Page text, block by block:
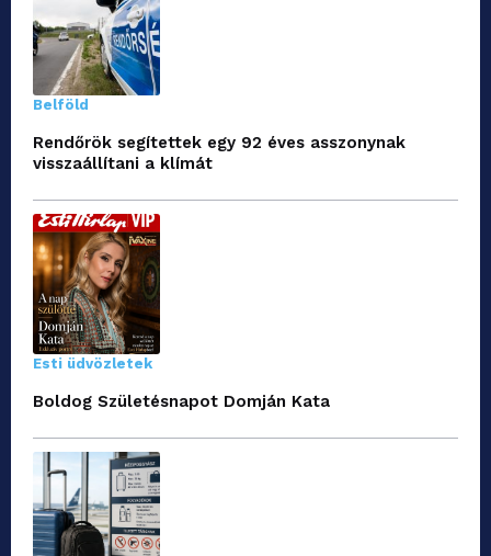
Belföld
Rendőrök segítettek egy 92 éves asszonynak
visszaállítani a klímát
Esti üdvözletek
Boldog Születésnapot Domján Kata